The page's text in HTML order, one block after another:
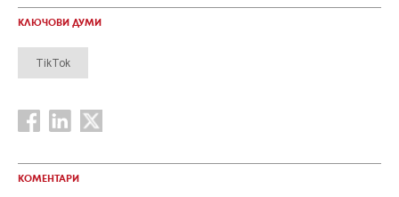
КЛЮЧОВИ ДУМИ
TikTok
КОМЕНТАРИ